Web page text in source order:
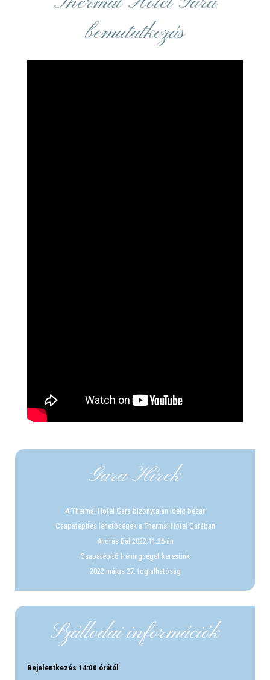
bemutatkozás
Gara Hírek
A Thermal Hotel Gara bizonytalan ideig bezár
Csapatépítés lehetőségek a Thermal Hotel Garában
András Bál 2022.11.26-án
Csapatépítő tréningcéget keresünk
2022.május 27. foglalhatóság
Szállodai információk
Bejelentkezés 14:00 órától